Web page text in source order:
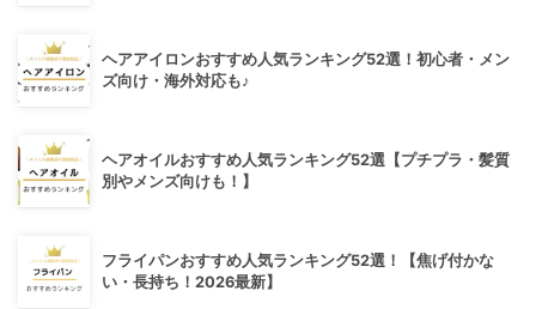
ヘアアイロンおすすめ人気ランキング52選！初心者・メン
ズ向け・海外対応も♪
ヘアオイルおすすめ人気ランキング52選【プチプラ・髪質
別やメンズ向けも！】
フライパンおすすめ人気ランキング52選！【焦げ付かな
い・長持ち！2026最新】